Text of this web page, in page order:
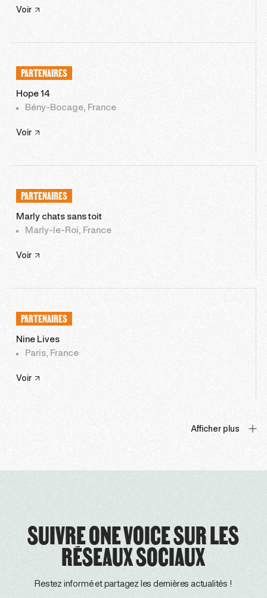
Voir
PARTENAIRES
Hope 14
Bény-Bocage, France
Voir
PARTENAIRES
Marly chats sans toit
Marly-le-Roi, France
Voir
PARTENAIRES
Nine Lives
Paris, France
Voir
Afficher plus
SUIVRE ONE VOICE SUR LES
RÉSEAUX SOCIAUX
Restez informé et partagez les dernières actualités !